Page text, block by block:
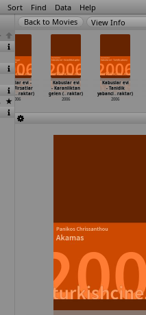
Sort Find Data Help
View Info
Kabuslar evi -
Kaçan Firsatlar
Limited … raktar)
2006
Kabuslar evi
- Karanliktan
gelen (… raktar)
2006
Kabuslar evi
- Tanidik
yabanci… raktar)
2006